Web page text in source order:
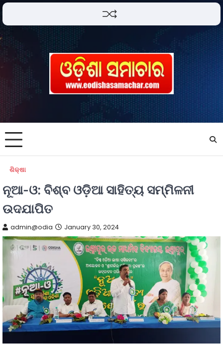
ଶିକ୍ଷା
ନୂଆ-ଓ: ବିଶ୍ବ ଓଡ଼ିଆ ସାହିତ୍ୟ ସମ୍ମିଳନୀ
ଉଦଯାପିତ
admin@odia January 30, 2024